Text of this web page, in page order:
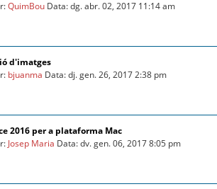
QuimBou Data: dg. abr. 02, 2017 11:14 am
d'imatges
bjuanma Data: dj. gen. 26, 2017 2:38 pm
2016 per a plataforma Mac
Josep Maria Data: dv. gen. 06, 2017 8:05 pm